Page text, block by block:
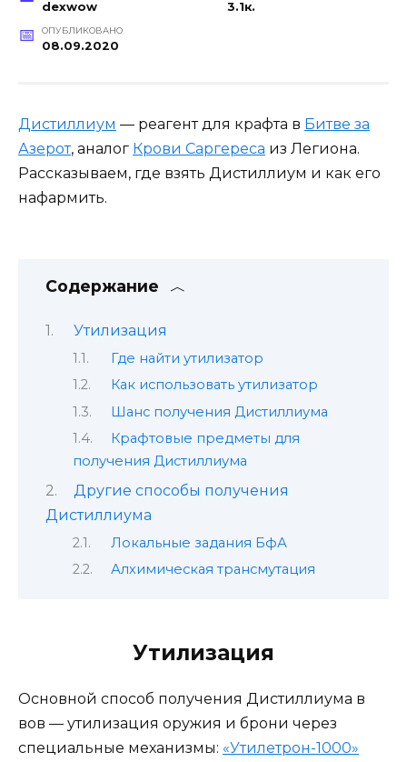
dexwow 3.1к.
ОПУБЛИКОВАНО
08.09.2020
Дистиллиум — реагент для крафта в Битве за
Азерот, аналог Крови Саргереса из Легиона.
Рассказываем, где взять Дистиллиум и как его
нафармить.
Содержание
Утилизация
Где найти утилизатор
Как использовать утилизатор
Шанс получения Дистиллиума
Крафтовые предметы для
получения Дистиллиума
Другие способы получения
Дистиллиума
Локальные задания БфА
Алхимическая трансмутация
Утилизация
Основной способ получения Дистиллиума в
вов — утилизация оружия и брони через
специальные механизмы: «Утилетрон-1000»